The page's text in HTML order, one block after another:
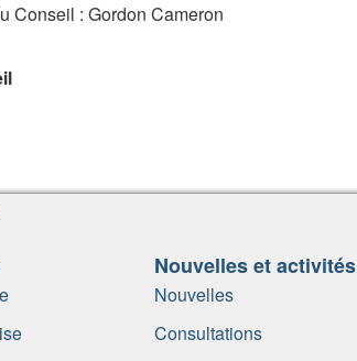
Conseil : Gordon Cameron
Nouvelles et activités
Nouvelles
Consultations